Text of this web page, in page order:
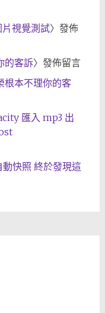
視覺測試〉發佈
的客訴〉發佈留言
根本不理你的客
匯入 mp3 出
快照 終於發現這